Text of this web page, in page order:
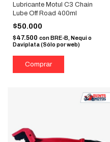
Lubricante Motul C3 Chain
Lube Off Road 400ml
$50.000
$47.500 con BRE-B, Nequi o
Daviplata (Sólo por web)